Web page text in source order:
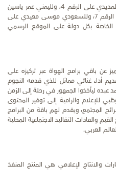
ويمكن للجمهور التصويت للمغربي علي المديدي على الرقم 4، ولليمني عمر ياسين
على الرقم 5، وللمصري محمد شطا على الرقم 7، وللسعودي موسى معيدي على
الخاصة بكل دولة على الموقع الرسمي
عن باقي برامج الهواة عبر تركيزه على
أداء غنائي مماثل للذي قدمه النجوم
ليأخذوا الجمهور في رحلة إلى الزمن
للإعلام والرامية إلى توفير المحتوى
المجتمع، ويقدم لهم باقة من البرامج
والعادات التقاليد الاجتماعية المحلية
العربي.
والانتاج الإعلامي هي المنتج المنفذ